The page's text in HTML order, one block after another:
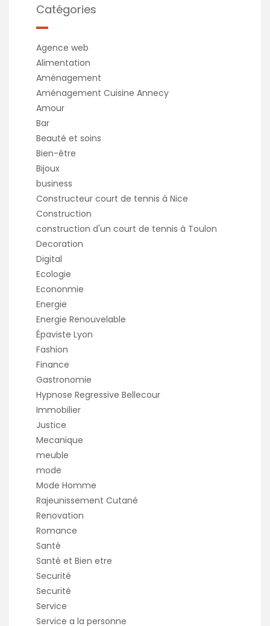
Catégories
Agence web
Alimentation
Aménagement
Aménagement Cuisine Annecy
Amour
Bar
Beauté et soins
Bien-être
Bijoux
business
Constructeur court de tennis à Nice
Construction
construction d'un court de tennis à Toulon
Decoration
Digital
Ecologie
Econonmie
Energie
Energie Renouvelable
Épaviste Lyon
Fashion
Finance
Gastronomie
Hypnose Regressive Bellecour
Immobilier
Justice
Mecanique
meuble
mode
Mode Homme
Rajeunissement Cutané
Renovation
Romance
Santé
Santé et Bien etre
Securité
Securité
Service
Service a la personne